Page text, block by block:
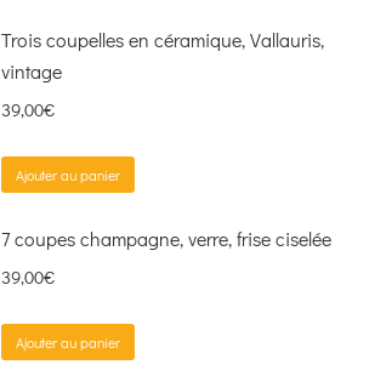
Trois coupelles en céramique, Vallauris,
vintage
39,00€
Ajouter au panier
7 coupes champagne, verre, frise ciselée
39,00€
Ajouter au panier